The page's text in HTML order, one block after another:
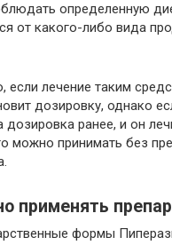
определенную
от какого-либо вида
если лечение таким
дозировку, однако
дозировка ранее, и он
можно принимать без
применять
формы